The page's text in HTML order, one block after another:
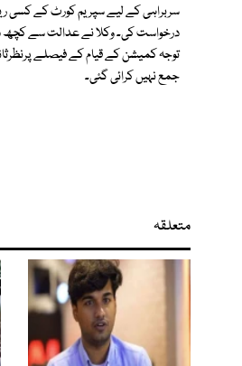
درخواست کی۔ وکلا نے عدالت سے کچھ
جمع نہیں کرائی گئی۔
متعلقہ